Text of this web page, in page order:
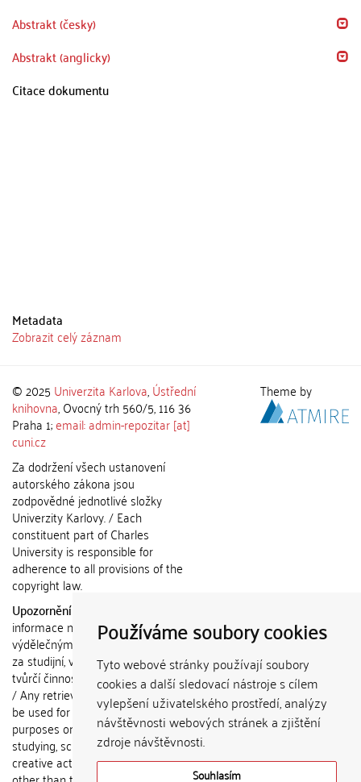
Používáme soubory cookies
Tyto webové stránky používají soubory
cookies a další sledovací nástroje s cílem
vylepšení uživatelského prostředí, analýzy
návštěvnosti webových stránek a zjištění
zdroje návštěvnosti.
Souhlasím
Abstrakt (česky)
Abstrakt (anglicky)
Citace dokumentu
Metadata
Zobrazit celý záznam
© 2025 Univerzita Karlova,Ústřední
knihovna, Ovocný trh 560/5, 116 36
Praha 1;email: admin-repozitar [at]
cuni.cz
Za dodržení všech ustanovení
autorského zákona jsou
zodpovědné jednotlivé složky
Univerzity Karlovy. / Each
constituent part of Charles
University is responsible for
adherence to all provisions of the
copyright law.
Upozornění / Notice:
informace nemohou být použity k
výdělečným účelům nebo vydávány
za studijní, vědeckou nebo jinou
tvůrčí činnost jiné osoby než autora.
/ Any retrieved information shall not
be used for any commercial
purposes or claimed as results of
studying, scientific or any other
creative activities of any person
Theme by